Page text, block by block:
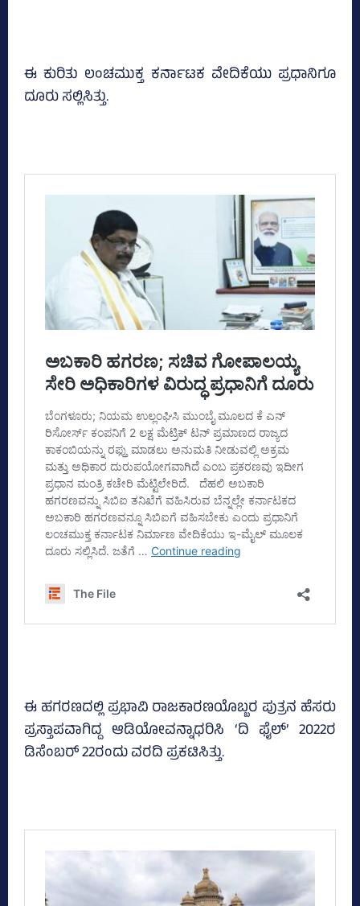
ಈ ಕುರಿತು ಲಂಚಮುಕ್ತ ಕರ್ನಾಟಕ ವೇದಿಕೆಯು ಪ್ರಧಾನಿಗೂ
ದೂರು ಸಲ್ಲಿಸಿತ್ತು.
ಈ ಹಗರಣದಲ್ಲಿ ಪ್ರಭಾವಿ ರಾಜಕಾರಣಯೊಬ್ಬರ ಪುತ್ರನ ಹೆಸರು
ಪ್ರಸ್ತಾಪವಾಗಿದ್ದ ಆಡಿಯೋವನ್ನಾಧರಿಸಿ ‘ದಿ ಫೈಲ್‌’ 2022ರ
ಡಿಸೆಂಬರ್‌ 22ರಂದು ವರದಿ ಪ್ರಕಟಿಸಿತ್ತು.